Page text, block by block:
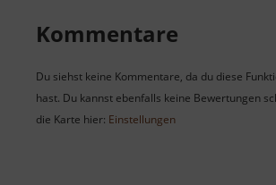
Kommentare
Du siehst keine Kommentare, da du diese
hast. Du kannst ebenfalls keine Bewertungen
die Karte hier: Einstellungen